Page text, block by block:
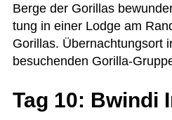
Berge der Goril­las
tung in einer Lodge am
Goril­las. Über­nach­tungs­ort
besu­chen­den Gorilla-
Tag 10: Bwindi